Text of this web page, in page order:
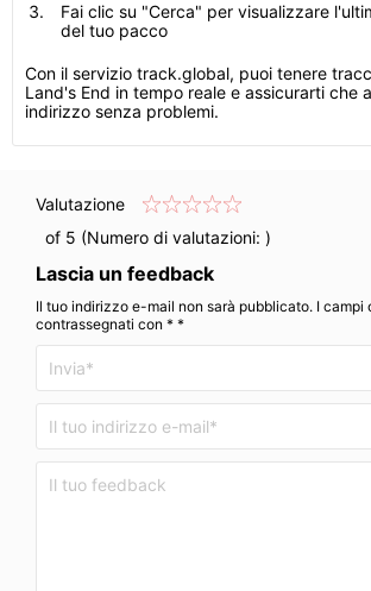
Fai clic su "Cerca" per visualizzare
del tuo pacco
Con il servizio track.global, puoi tenere
Land's End in tempo reale e assicurarti che
indirizzo senza problemi.
Valutazione
of 5 (Numero di valutazioni: )
Lascia un feedback
Il tuo indirizzo e-mail non sarà pubblicato. I campi
contrassegnati con * *